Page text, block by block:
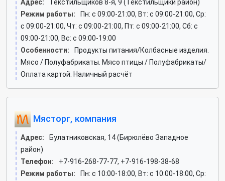
Адрес:
Текстильщиков 8-я, 9 (Текстильщики район)
Режим работы:
Пн: c 09:00-21:00, Вт: c 09:00-21:00, Ср:
c 09:00-21:00, Чт: c 09:00-21:00, Пт: c 09:00-21:00, Сб: c
09:00-21:00, Вс: c 09:00-19:00
Особенности:
Продукты питания/Колбасные изделия.
Мясо / Полуфабрикаты. Мясо птицы / Полуфабрикаты/
Оплата картой. Наличный расчёт
Мясторг, компания
Адрес:
Булатниковская, 14 (Бирюлёво Западное
район)
Телефон:
+7-916-268-77-77, +7-916-198-38-68
Режим работы:
Пн: c 10:00-18:00, Вт: c 10:00-18:00, Ср: